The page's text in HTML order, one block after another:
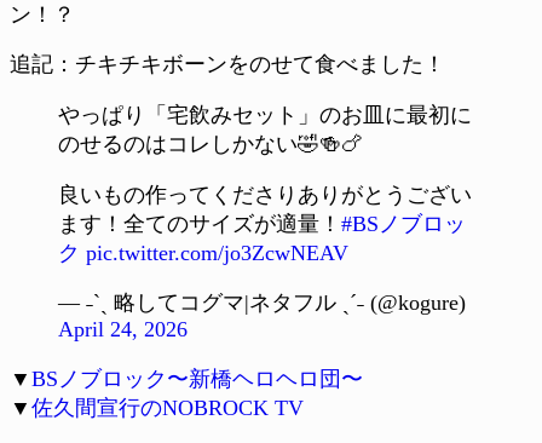
ン！？
追記：チキチキボーンをのせて食べました！
やっぱり「宅飲みセット」のお皿に最初に
のせるのはコレしかない🤣🍻🍗
良いもの作ってくださりありがとうござい
ます！全てのサイズが適量！ #BSノブロッ
ク pic.twitter.com/jo3ZcwNEAV
— ˗ˋˏ 略してコグマ|ネタフル ˎˊ˗ (@kogure)
April 24, 2026
▼ BSノブロック〜新橋ヘロヘロ団〜
▼ 佐久間宣行のNOBROCK TV